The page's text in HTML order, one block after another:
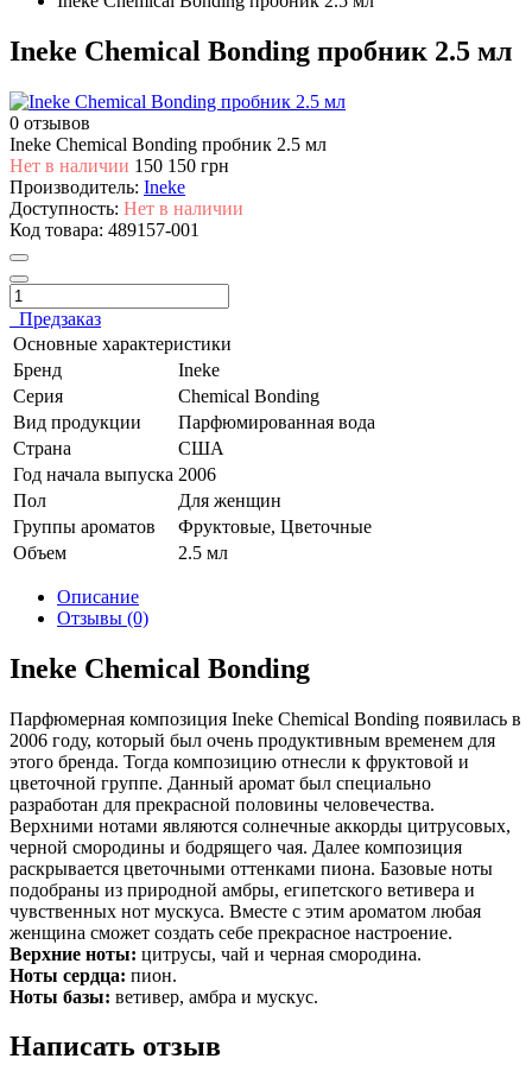
Ineke Chemical Bonding пробник 2.5 мл
0 отзывов
Ineke Chemical Bonding пробник 2.5 мл
Нет в наличии 150 150 грн
Производитель: Ineke
Доступность: Нет в наличии
Код товара: 489157-001
Предзаказ
Основные характеристики
Бренд
Ineke
Серия
Chemical Bonding
Вид продукции
Парфюмированная вода
Страна
США
Год начала выпуска 2006
Пол
Для женщин
Группы ароматов
Фруктовые, Цветочные
Объем
2.5 мл
Описание
Отзывы (0)
Ineke Chemical Bonding
Парфюмерная композиция Ineke Chemical Bonding появилась в
2006 году, который был очень продуктивным временем для
этого бренда. Тогда композицию отнесли к фруктовой и
цветочной группе. Данный аромат был специально
разработан для прекрасной половины человечества.
Верхними нотами являются солнечные аккорды цитрусовых,
черной смородины и бодрящего чая. Далее композиция
раскрывается цветочными оттенками пиона. Базовые ноты
подобраны из природной амбры, египетского ветивера и
чувственных нот мускуса. Вместе с этим ароматом любая
женщина сможет создать себе прекрасное настроение.
Верхние ноты: цитрусы, чай и черная смородина.
Ноты сердца: пион.
Ноты базы: ветивер, амбра и мускус.
Написать отзыв